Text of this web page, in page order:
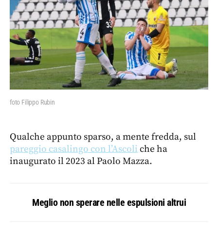
foto Filippo Rubin
Qualche appunto sparso, a mente fredda, sul
pareggio casalingo con l’Ascoli che ha
inaugurato il 2023 al Paolo Mazza.
Meglio non sperare nelle espulsioni altrui